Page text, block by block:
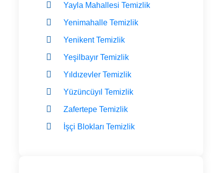
Yayla Mahallesi Temizlik
Yenimahalle Temizlik
Yenikent Temizlik
Yeşilbayır Temizlik
Yıldızevler Temizlik
Yüzüncüyıl Temizlik
Zafertepe Temizlik
İşçi Blokları Temizlik